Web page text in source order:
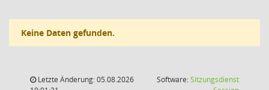
Keine Daten gefunden.
Letzte Änderung: 05.08.2026
Software:Sitzungsdienst